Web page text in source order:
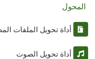
المحول
أداة تحويل الملفات
أداة تحويل الصوت